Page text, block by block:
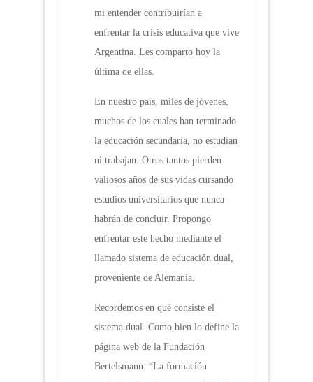
mi entender contribuirían a
enfrentar la crisis educativa que vive
Argentina. Les comparto hoy la
última de ellas.
En nuestro país, miles de jóvenes,
muchos de los cuales han terminado
la educación secundaria, no estudian
ni trabajan. Otros tantos pierden
valiosos años de sus vidas cursando
estudios universitarios que nunca
habrán de concluir. Propongo
enfrentar este hecho mediante el
llamado sistema de educación dual,
proveniente de Alemania.
Recordemos en qué consiste el
sistema dual. Como bien lo define la
página web de la Fundación
Bertelsmann: “La formación